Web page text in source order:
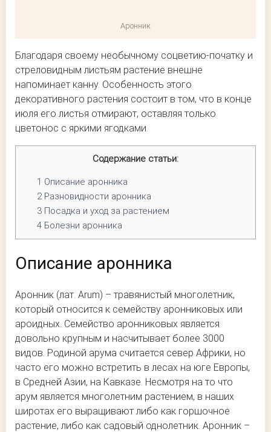
Аронник
Благодаря своему необычному соцветию-початку и
стреловидным листьям растение внешне
напоминает канну. Особенность этого
декоративного растения состоит в том, что в конце
июля его листья отмирают, оставляя только
цветонос с яркими ягодками.
Содержание статьи:
1 Описание аронника
2Разновидности аронника
3 Посадка и уход за растением
4 Болезни аронника
Описание аронника
Аронник (лат. Arum) – травянистый многолетник,
который относится к семейству аронниковых или
ароидных. Семейство аронниковых является
довольно крупным и насчитывает более 3000
видов. Родиной арума считается север Африки, но
часто его можно встретить в лесах на юге Европы,
в Средней Азии, на Кавказе. Несмотря на то что
арум является многолетним растением, в наших
широтах его выращивают либо как горшочное
растение, либо как садовый однолетник. Аронник –